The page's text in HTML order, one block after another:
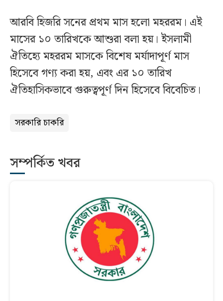
আরবি হিজরি সনের প্রথম মাস হলো মহররম। এই
মাসের ১০ তারিখকে আশুরা বলা হয়। ইসলামী
ঐতিহ্যে মহররম মাসকে বিশেষ মর্যাদাপূর্ণ মাস
হিসেবে গণ্য করা হয়, এবং এর ১০ তারিখ
ঐতিহাসিকভাবে গুরুত্বপূর্ণ দিন হিসেবে বিবেচিত।
সরকারি চাকরি
সম্পর্কিত খবর